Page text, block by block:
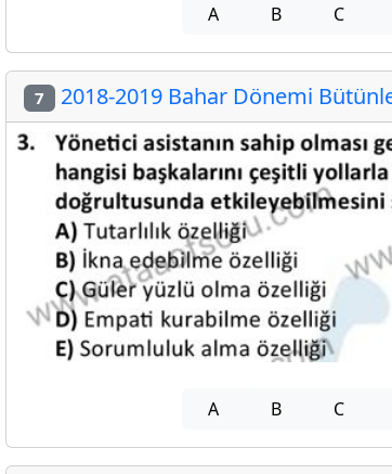
A B C
7 2018-2019 Bahar Dönemi
A B C